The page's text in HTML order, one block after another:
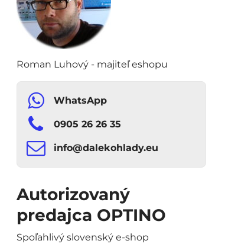
Roman Luhový - majiteľ eshopu
WhatsApp
0905 26 26 35
info​​@dalekohlady​​.eu
Autorizovaný
predajca OPTINO
Spoľahlivý slovenský e-shop